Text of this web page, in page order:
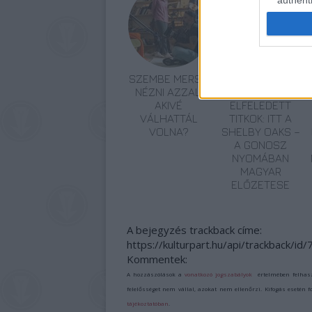
SZEMBE MERSZ
NÉZNI AZZAL,
AKIVÉ
VÁLHATTÁL
VOLNA?
ELFELEDETT
TITKOK: ITT A
SHELBY OAKS –
A GONOSZ
NYOMÁBAN
MAGYAR
ELŐZETESE
A bejegyzés trackback címe:
https://kulturpart.hu/api/trackback/id/
Kommentek:
A hozzászólások avonatkozó jogszabályok értelmében
felelősséget nem vállal, azokat nem ellenőrzi. Kifogás esetén
tájékoztatóban